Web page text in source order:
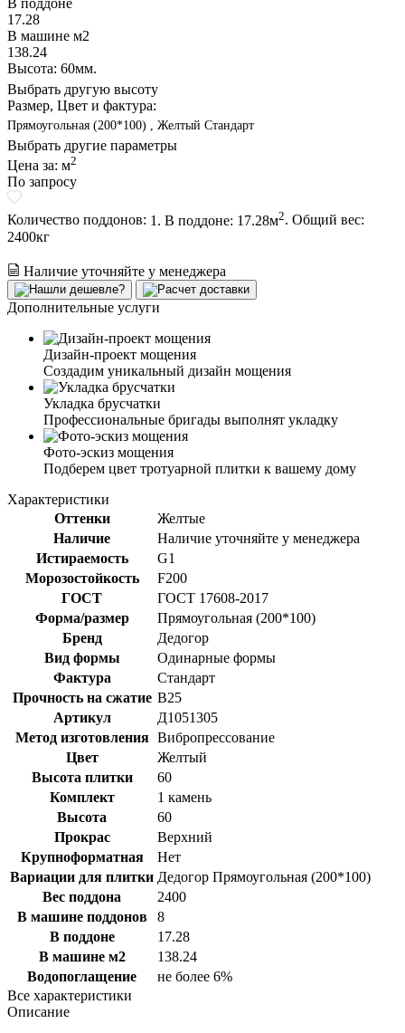
17.28
В машине м2
138.24
Высота: 60мм.
Выбрать другую высоту
Размер, Цвет и фактура:
Прямоугольная (200*100) , Желтый Стандарт
Выбрать другие параметры
Цена за: м2
По запросу
Количество поддонов: 1. В поддоне: 17.28м2. Общий вес:
2400кг
Наличие уточняйте у менеджера
Дополнительные услуги
Дизайн-проект мощения
Создадим уникальный дизайн мощения
Укладка брусчатки
Профессиональные бригады выполнят укладку
Фото-эскиз мощения
Подберем цвет тротуарной плитки к вашему дому
Характеристики
Оттенки
Желтые
Наличие
Наличие уточняйте у менеджера
Истираемость
G1
Морозостойкость
F200
ГОСТ
ГОСТ 17608-2017
Форма/размер
Прямоугольная (200*100)
Бренд
Дедогор
Вид формы
Одинарные формы
Фактура
Стандарт
Прочность на сжатие B25
Артикул
Д1051305
Метод изготовления Вибропрессование
Цвет
Желтый
Высота плитки
60
Комплект
1 камень
Высота
60
Прокрас
Верхний
Крупноформатная
Нет
Вариации для плитки Дедогор Прямоугольная (200*100)
Вес поддона
2400
В машине поддонов
8
В поддоне
17.28
В машине м2
138.24
Водопоглащение
не более 6%
Все характеристики
Описание